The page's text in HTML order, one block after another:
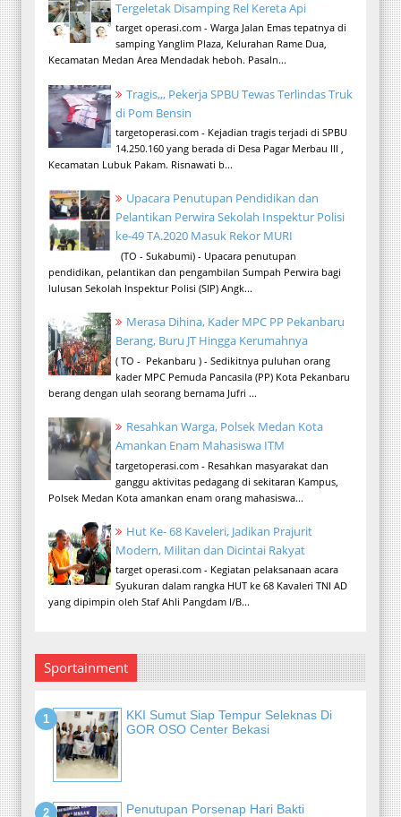
Tergeletak Disamping Rel Kereta Api
target operasi.com - Warga Jalan Emas tepatnya di
samping Yanglim Plaza, Kelurahan Rame Dua,
Kecamatan Medan Area Mendadak heboh. Pasaln...
Tragis,,, Pekerja SPBU Tewas Terlindas Truk
di Pom Bensin
targetoperasi.com - Kejadian tragis terjadi di SPBU
14.250.160 yang berada di Desa Pagar Merbau III ,
Kecamatan Lubuk Pakam. Risnawati b...
Upacara Penutupan Pendidikan dan
Pelantikan Perwira Sekolah Inspektur Polisi
ke-49 TA.2020 Masuk Rekor MURI
(TO - Sukabumi) - Upacara penutupan
pendidikan, pelantikan dan pengambilan Sumpah Perwira bagi
lulusan Sekolah Inspektur Polisi (SIP) Angk...
Merasa Dihina, Kader MPC PP Pekanbaru
Berang, Buru JT Hingga Kerumahnya
( TO - Pekanbaru ) - Sedikitnya puluhan orang
kader MPC Pemuda Pancasila (PP) Kota Pekanbaru
berang dengan ulah seorang bernama Jufri ...
Resahkan Warga, Polsek Medan Kota
Amankan Enam Mahasiswa ITM
targetoperasi.com - Resahkan masyarakat dan
ganggu aktivitas pedagang di sekitaran Kampus,
Polsek Medan Kota amankan enam orang mahasiswa...
Hut Ke- 68 Kaveleri, Jadikan Prajurit
Modern, Militan dan Dicintai Rakyat
target operasi.com - Kegiatan pelaksanaan acara
Syukuran dalam rangka HUT ke 68 Kavaleri TNI AD
yang dipimpin oleh Staf Ahli Pangdam I/B...
Sportainment
KKI Sumut Siap Tempur Seleknas Di
GOR OSO Center Bekasi
Penutupan Porsenap Hari Bakti